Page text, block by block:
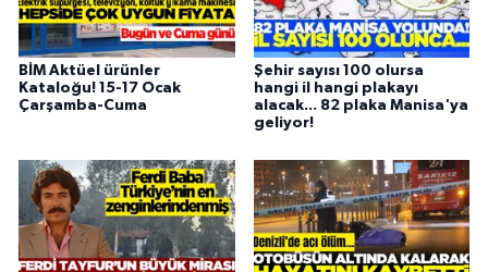
BİM Aktüel ürünler
Kataloğu! 15-17 Ocak
Çarşamba-Cuma
Şehir sayısı 100 olursa
hangi il hangi plakayı
alacak... 82 plaka Manisa'ya
geliyor!